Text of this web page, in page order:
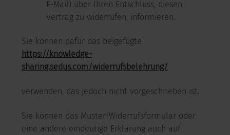
E-Mail) über Ihren Entschluss, diesen
Vertrag zu widerrufen, informieren.
Sie können dafür das beigefügte
https://knowledge-
sharing.sedus.com/widerrufsbelehrung/
verwenden, das jedoch nicht vorgeschrieben ist.
Sie können das Muster-Widerrufsformular oder
eine andere eindeutige Erklärung auch auf